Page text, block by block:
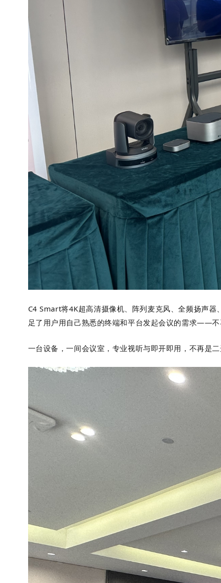
C4 Smart将4K超高清摄像机、阵列麦克风、全频扬声
足了用户用自己熟悉的终端和平台发起会议的需求——
一台设备，一间会议室，专业视听与即开即用，不再是